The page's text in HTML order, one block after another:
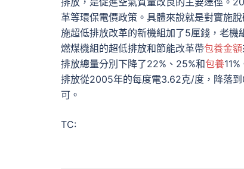
革等環保電價政策。具體來說就是對實施
施超低排放改革的新機組加了5厘錢，老機
燃煤機組的超低排放和節能改革帶包養金額
排放總量分別下降了22%、25%和包養
排放從2005年的每度電3.62克/度，降落
可。
TC: